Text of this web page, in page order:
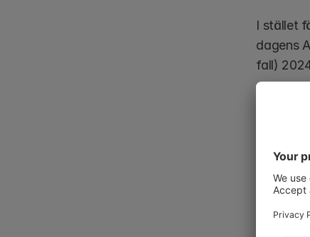
I stället
dagens
fall)
Det är